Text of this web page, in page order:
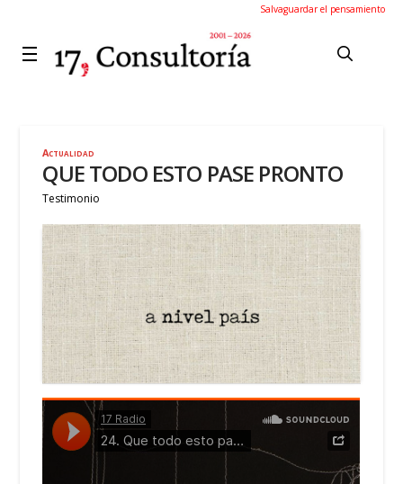
Salvaguardar el pensamiento
Actualidad
QUE TODO ESTO PASE PRONTO
Testimonio